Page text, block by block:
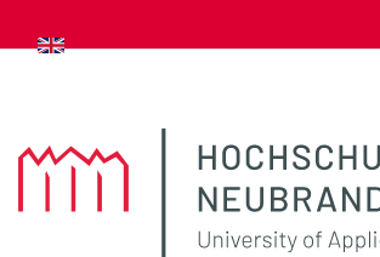
zum Inhalt springen